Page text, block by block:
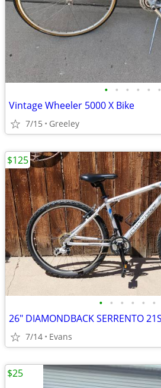
• • • • • •
Vintage Wheeler 5000 X Bike
7/15 Greeley
• • • • • •
7/14 Evans
$125
$25